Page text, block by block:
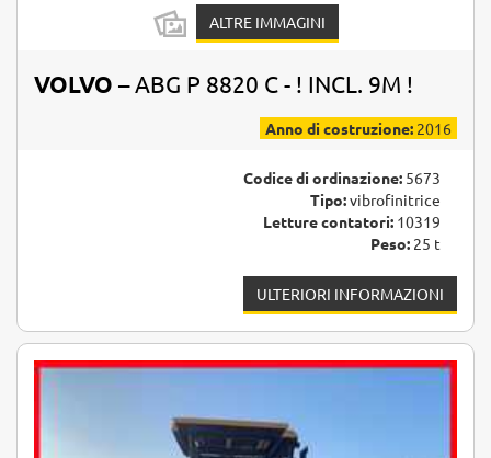
ALTRE IMMAGINI
VOLVO – ABG P 8820 C - ! INCL. 9M !
Anno di costruzione: 2016
Codice di ordinazione: 5673
Tipo:vibrofinitrice
Letture contatori: 10319
Peso: 25 t
ULTERIORI INFORMAZIONI